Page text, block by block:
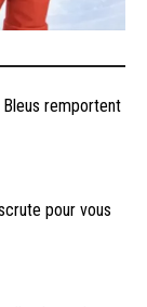
Bleus remportent
pour vous